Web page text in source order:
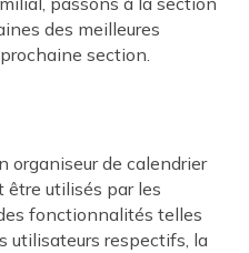
des meilleures
section.
organiseur de calendrier
utilisés par les
fonctionnalités telles
utilisateurs respectifs, la